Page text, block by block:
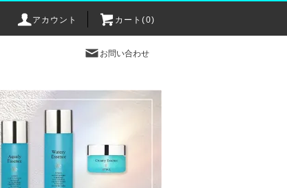
アカウント カート(0)
お問い合わせ